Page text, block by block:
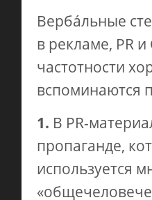
Вербáльные
в рекламе, PR
частотности
вспоминаются
1. В PR-
пропаганде,
используется